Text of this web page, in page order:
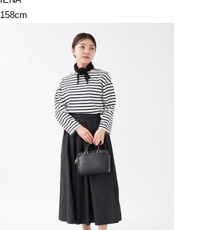
158cm